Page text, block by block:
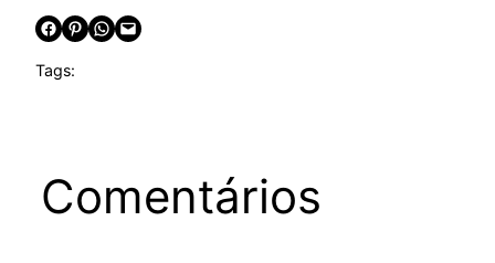
Share on Facebook Share on Pinterest Share on WhatsApp Email this Page
Tags:
Comentários